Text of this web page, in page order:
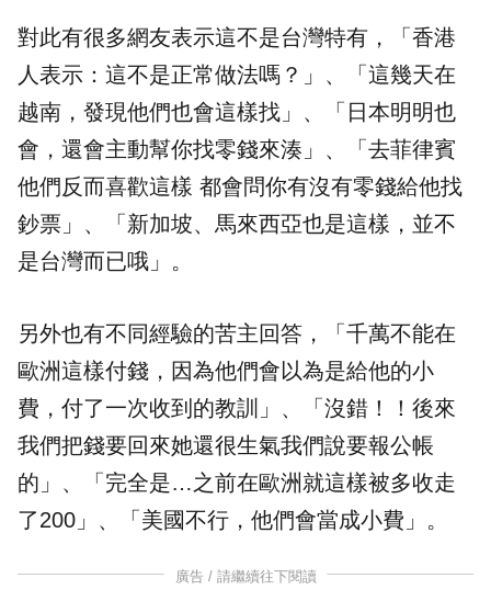
對此有很多網友表示這不是台灣特有，「香港
人表示：這不是正常做法嗎？」、「這幾天在
越南，發現他們也會這樣找」、「日本明明也
會，還會主動幫你找零錢來湊」、「去菲律賓
他們反而喜歡這樣 都會問你有沒有零錢給他找
鈔票」、「新加坡、馬來西亞也是這樣，並不
是台灣而已哦」。
另外也有不同經驗的苦主回答，「千萬不能在
歐洲這樣付錢，因為他們會以為是給他的小
費 ，付了一次收到的教訓」、「沒錯！！後來
我們把錢要回來她還很生氣我們說要報公帳
的」、「完全是…之前在歐洲就這樣被多收走
了200」、「美國不行，他們會當成小費」。
廣告 / 請繼續往下閱讀